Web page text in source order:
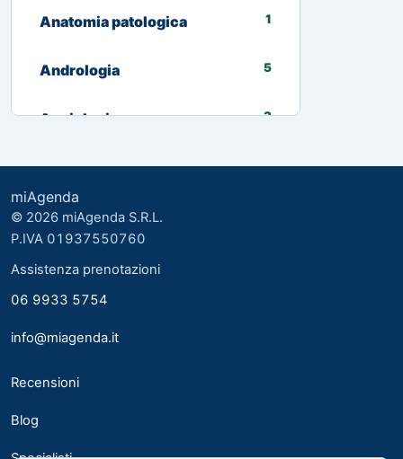
Anatomia patologica 1
Andrologia 5
Angiologia 3
Biologo nutrizionista 13
Cardiologia
Chirurgia Generale
6
miAgenda
© 2026 miAgenda S.R.L.
P.IVA 01937550760
Assistenza prenotazioni
06 9933 5754
info@miagenda.it
Recensioni
Blog